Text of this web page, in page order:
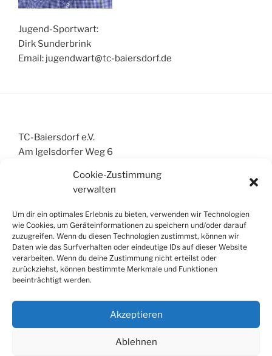
Cookie-Zustimmung
verwalten
Um dir ein optimales Erlebnis zu bieten, verwenden wir Technologien
wie Cookies, um Geräteinformationen zu speichern und/oder darauf
zuzugreifen. Wenn du diesen Technologien zustimmst, können wir
Daten wie das Surfverhalten oder eindeutige IDs auf dieser Website
verarbeiten. Wenn du deine Zustimmung nicht erteilst oder
zurückziehst, können bestimmte Merkmale und Funktionen
beeinträchtigt werden.
Akzeptieren
Ablehnen
Jugend-Sportwart:
Dirk Sunderbrink
Email: jugendwart@tc-baiersdorf.de
TC-Baiersdorf e.V.
Am Igelsdorfer Weg 6
info@tc-baiersdorf.de
Impressum
Aktuelles
Mannschaften
Mitglied werden